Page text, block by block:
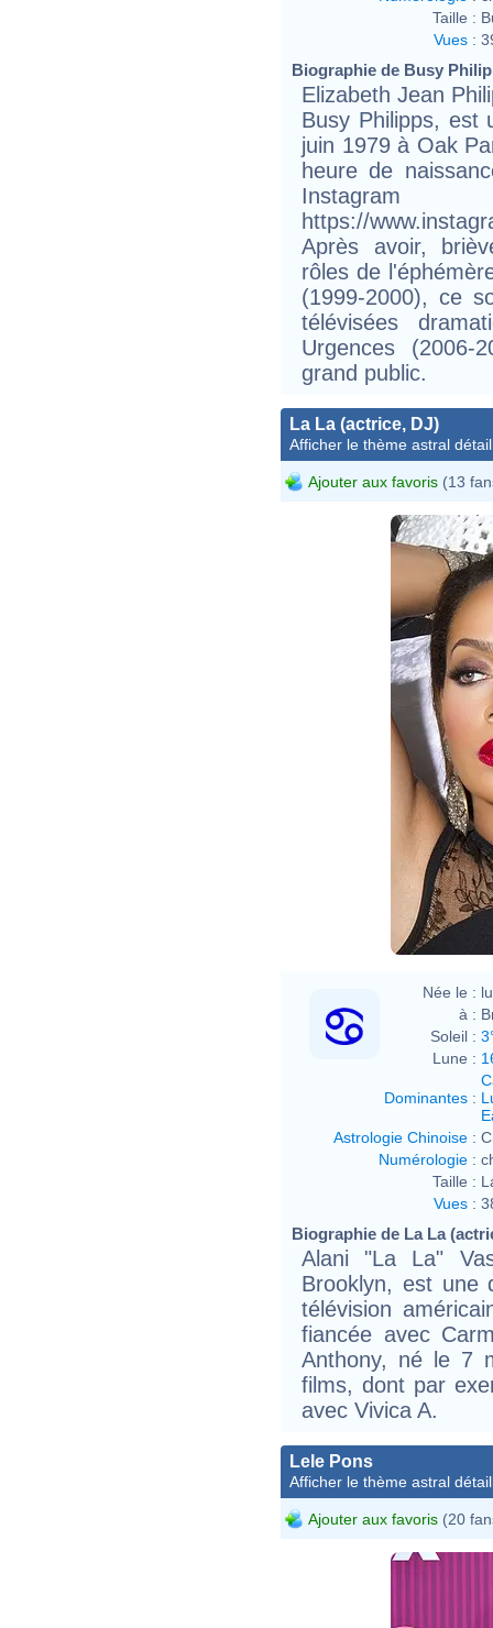
Taille :
Vues :
Biographie de Busy
Elizabeth Jean
Busy Philipps, est
juin 1979 à Oak
heure de
Instagram
https://
Après avoir,
rôles de
(1999-2000), ce
télévisées
Urgences
grand public.
La La (actrice, DJ)
Afficher le thème astral
Ajouter aux favoris (13
Née le :
à :
Soleil :
Lune :
Dominantes :
Astrologie Chinoise :
Numérologie :
Taille :
Vues :
Biographie de La La
Alani "La La"
Brooklyn, est une
télévision
fiancée avec
Anthony, né le 7
films, dont par
avec Vivica A.
Lele Pons
Afficher le thème astral
Ajouter aux favoris (20